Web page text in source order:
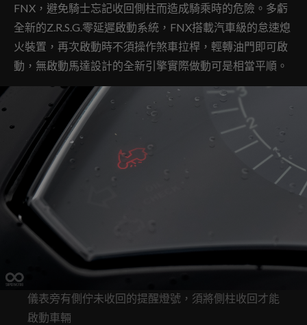
FNX，避免騎士忘記收回側柱而造成騎乘時的危險。多虧
全新的Z.R.S.G.零延遲啟動系統，FNX搭載汽車級的怠速熄
火裝置，再次啟動時不須操作煞車拉桿，輕轉油門即可啟
動，無啟動馬達設計的全新引擎實際做動可是相當平順。
儀表旁有側佇未收回的提醒燈號，須將側柱收回才能
啟動車輛